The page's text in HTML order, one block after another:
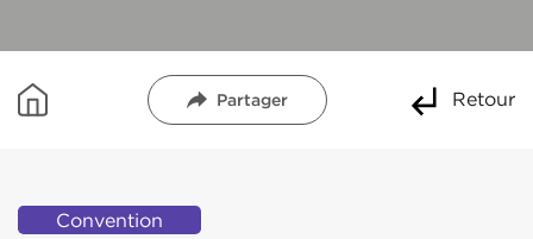
Partager Retour
Convention